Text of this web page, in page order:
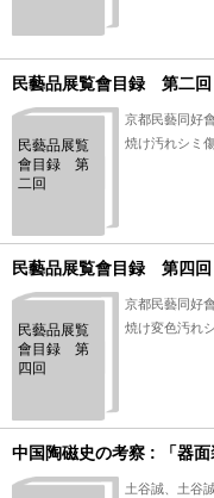
民藝品展覧會目録 第二回
民藝品展覧
會目録 第
二回
京都民藝同好
焼け汚れシミ
民藝品展覧會目録 第四回
民藝品展覧
會目録 第
四回
京都民藝同好
焼け変色汚れ
中国陶磁史の考察 : 「器
土谷誠、土谷